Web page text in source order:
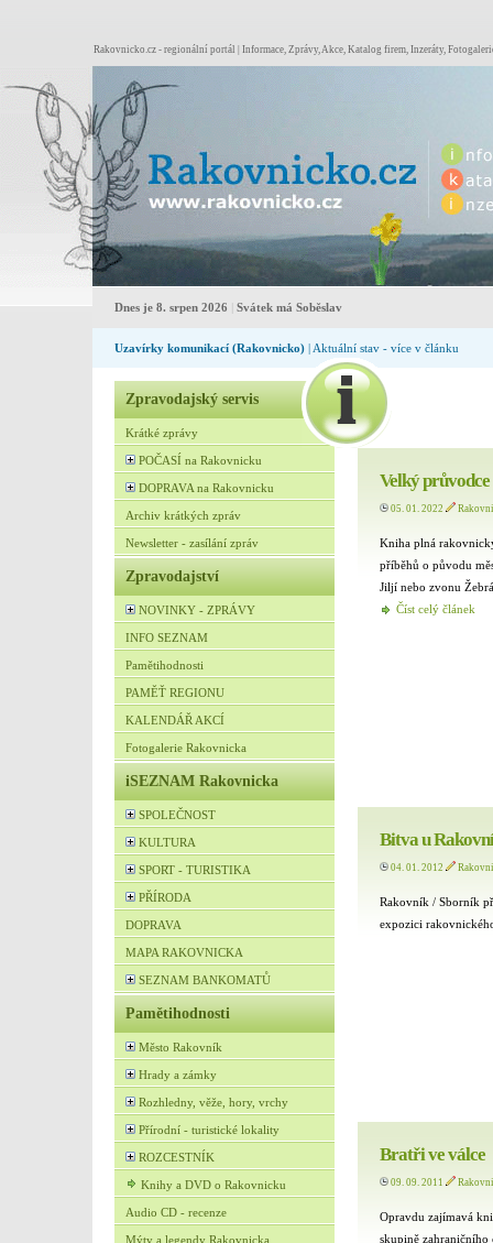
Rakovnicko.cz - regionální portál | Informace, Zprávy, Akce, Katalog firem, Inzeráty,
Dnes je 8. srpen 2026 Svátek má Soběslav
Uzavírky komunikací (Rakovnicko) | Aktuální stav - více v článku
Zpravodajský servis
Krátké zprávy
POČASÍ na Rakovnicku
DOPRAVA na Rakovnicku
Archiv krátkých zpráv
Newsletter - zasílání zpráv
Zpravodajství
NOVINKY - ZPRÁVY
INFO SEZNAM
Pamětihodnosti
PAMĚŤ REGIONU
KALENDÁŘ AKCÍ
Fotogalerie Rakovnicka
iSEZNAM Rakovnicka
SPOLEČNOST
KULTURA
SPORT - TURISTIKA
PŘÍRODA
DOPRAVA
MAPA RAKOVNICKA
SEZNAM BANKOMATŮ
Pamětihodnosti
Město Rakovník
Hrady a zámky
Rozhledny, věže, hory, vrchy
Přírodní - turistické lokality
ROZCESTNÍK
Knihy a DVD o Rakovnicku
Audio CD - recenze
Mýty a legendy Rakovnicka
Velký
05. 01. 2022
Kniha plná
příběhů o původu
Jiljí nebo zvonu
Číst celý článek
Bitva u
04. 01. 2012
Rakovník / Sborník
expozici
Bratři ve válce
09. 09. 2011
Opravdu zajímavá
skupině